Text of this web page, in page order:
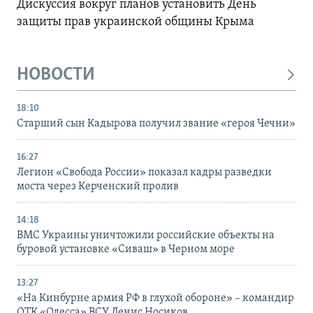
Дискуссия вокруг планов установить День
защиты прав украинской общины Крыма
НОВОСТИ
18:10
Старший сын Кадырова получил звание «героя Чечни»
16:27
Легион «Свобода России» показал кадры разведки
моста через Керченский пролив
14:18
ВМС Украины уничтожили российские объекты на
буровой установке «Сиваш» в Черном море
13:27
«На Кинбурне армия РФ в глухой обороне» – командир